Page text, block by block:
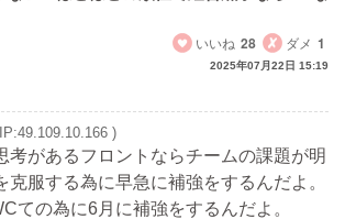
いいね 28 ダメ 1
2025年07月22日 15:19
)
考があるフロントならチームの課題が明
克服する為に早急に補強をするんだよ。
ての為に6月に補強をするんだよ。